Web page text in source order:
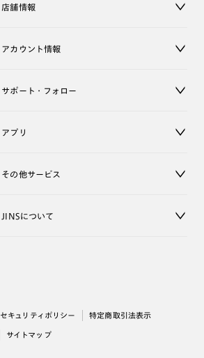
店舗情報
アカウント情報
サポート・フォロー
アプリ
その他サービス
JINSについて
セキュリティポリシー 特定商取引法表示
サイトマップ